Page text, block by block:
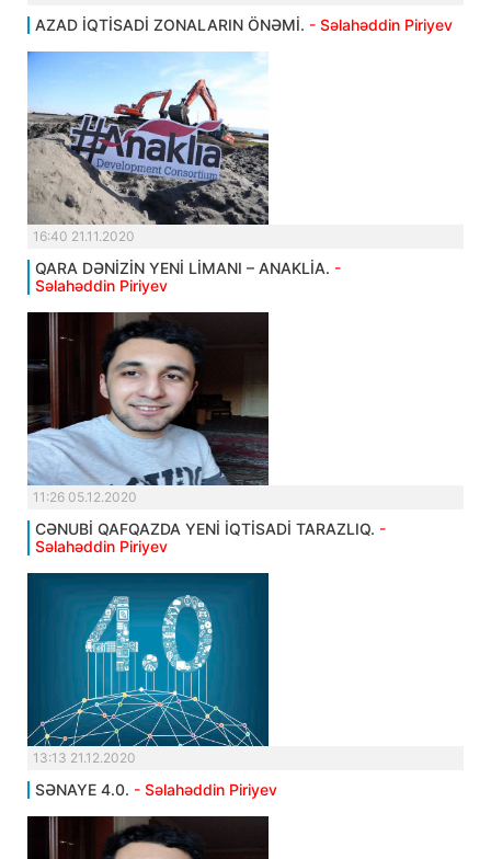
AZAD İQTİSADİ ZONALARIN ÖNƏMİ. - Səlahəddin Piriyev
16:40 21.11.2020
QARA DƏNİZİN YENİ LİMANI – ANAKLİA. -
Səlahəddin Piriyev
11:26 05.12.2020
CƏNUBİ QAFQAZDA YENİ İQTİSADİ TARAZLIQ. -
Səlahəddin Piriyev
13:13 21.12.2020
SƏNAYE 4.0. - Səlahəddin Piriyev